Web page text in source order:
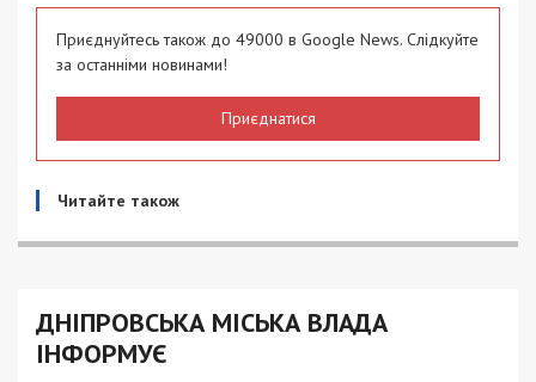
Приєднуйтесь також до 49000 в Google News. Слідкуйте
за останніми новинами!
Приєднатися
Читайте також
ДНІПРОВСЬКА МІСЬКА ВЛАДА
ІНФОРМУЄ